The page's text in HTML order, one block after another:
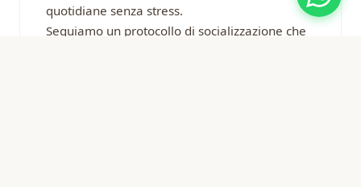
quotidiane senza stress.
Seguiamo un protocollo di socializzazione che